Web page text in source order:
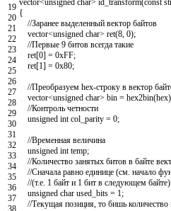
19
20
21
22
23
24
25
26
27
28
29
30
31
32
33
34
35
36
37
vector<unsigned char> id_transform(const
{
//Заранее выделенный вектор байтов
vector<unsigned char> ret(8, 0);
//Первые 9 битов всегда такие
ret[0] = 0xFF;
ret[1] = 0x80;
//Преобразуем hex-строку в вектор
vector<unsigned char> bin = hex2bin(hex)
//Контроль четности
unsigned int col_parity = 0;
//Временная величина
unsigned int temp;
//Количество занятых битов в байте
//Сначала равно единице (см. начало
//(т.е. 1 байт и 1 бит в следующем байте)
unsigned char used_bits = 1;
//Текущая позиция, то бишь